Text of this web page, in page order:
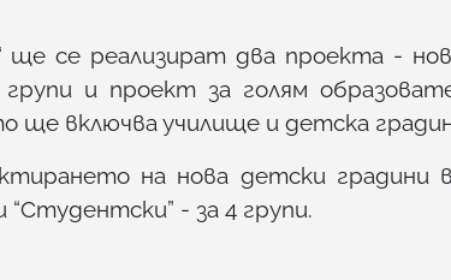
ще се реализират два проекта -
и проект за голям
ще включва училище и детска
на нова детски градини
“Студентски” - за 4 групи.